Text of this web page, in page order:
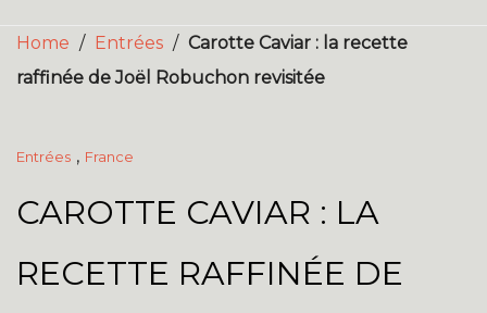
Home / Entrées / Carotte Caviar : la recette
raffinée de Joël Robuchon revisitée
Entrées , France
CAROTTE CAVIAR : LA
RECETTE RAFFINÉE DE